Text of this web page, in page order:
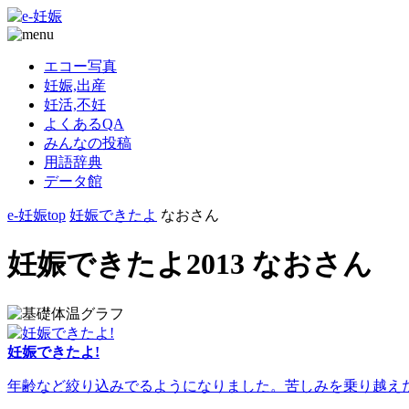
エコー写真
妊娠,出産
妊活,不妊
よくあるQA
みんなの投稿
用語辞典
データ館
e-妊娠top 妊娠できたよ なおさん
妊娠できたよ2013 なおさん
妊娠できたよ!
年齢など絞り込みでるようになりました。苦しみを乗り越え